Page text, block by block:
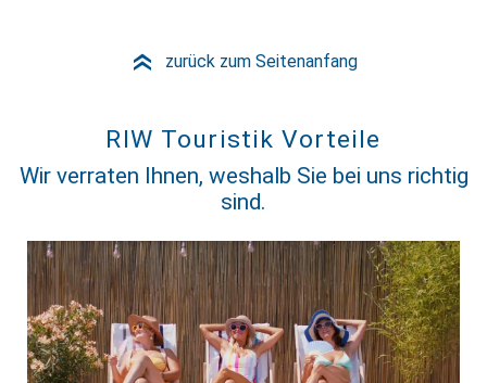
» zurück zum Seitenanfang
RIW Touristik Vorteile
Wir verraten Ihnen, weshalb Sie bei uns richtig
sind.